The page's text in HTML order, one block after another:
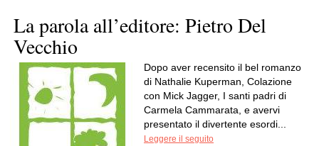
La parola all’editore: Pietro Del
Vecchio
Dopo aver recensito il bel romanzo
di Nathalie Kuperman, Colazione
con Mick Jagger, I santi padri di
Carmela Cammarata, e avervi
presentato il divertente esordi...
Leggere il seguito